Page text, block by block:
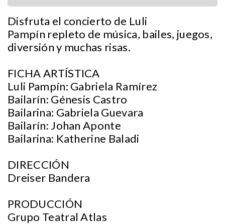
Disfruta el concierto de Luli
Pampín repleto de música, bailes, juegos,
diversión y muchas risas.
FICHA ARTÍSTICA
Luli Pampín: Gabriela Ramírez
Bailarín: Génesis Castro
Bailarina: Gabriela Guevara
Bailarín: Johan Aponte
Bailarina: Katherine Baladi
DIRECCIÓN
Dreiser Bandera
PRODUCCIÓN
Grupo Teatral Atlas